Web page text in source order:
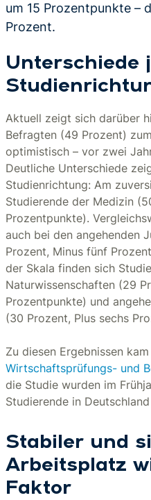
um 15 Prozentpunkte –
Prozent.
Unterschiede
Aktuell zeigt sich darüber
Befragten (49 Prozent)
optimistisch – vor zwei
Deutliche Unterschiede
Studienrichtung: Am
Studierende der Medizin
Prozentpunkte).
auch bei den angehenden
Prozent, Minus fünf
der Skala finden sich
Naturwissenschaften (29
Prozentpunkte) und
(30 Prozent, Plus sechs
Zu diesen Ergebnissen kam
Wirtschaftsprüfungs- und
die Studie wurden im
Studierende in
Stabiler und
Arbeitsplatz
Faktor